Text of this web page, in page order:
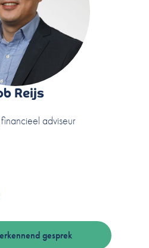
Reijs
adviseur
gesprek